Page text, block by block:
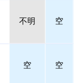
不明 空
空 空